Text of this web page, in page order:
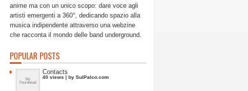
anime ma con un unico scopo: dare voce agli
artisti emergenti a 360°, dedicando spazio alla
musica indipendente attraverso una webzine
che racconta il mondo delle band underground.
POPULAR POSTS
Contacts
40 views | by SulPalco.com